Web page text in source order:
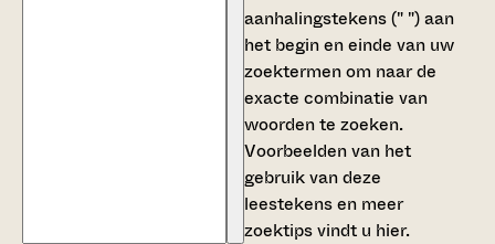
aanhalingstekens (" ")aan
het begin en einde van uw
zoektermen om naar de
exacte combinatie van
woorden te zoeken.
Voorbeelden van het
gebruik van deze
leestekens en meer
zoektips vindt u hier.